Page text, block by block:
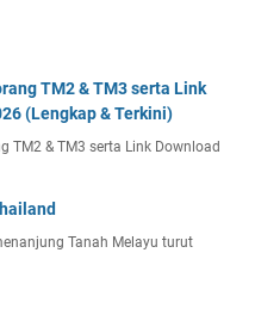
TM2 & TM3 serta Link
(Lengkap & Terkini)
TM2 & TM3 serta Link Download
Tanah Melayu turut